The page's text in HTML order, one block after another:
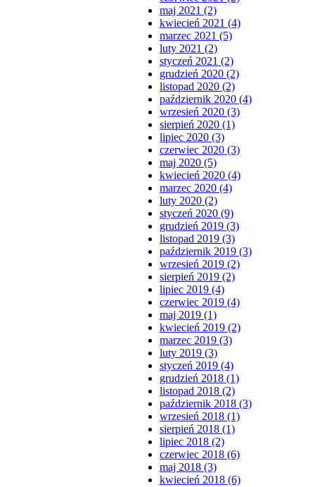
maj 2021 (2)
kwiecień 2021 (4)
marzec 2021 (5)
luty 2021 (2)
styczeń 2021 (2)
grudzień 2020 (2)
listopad 2020 (2)
październik 2020 (4)
wrzesień 2020 (3)
sierpień 2020 (1)
lipiec 2020 (3)
czerwiec 2020 (3)
maj 2020 (5)
kwiecień 2020 (4)
marzec 2020 (4)
luty 2020 (2)
styczeń 2020 (9)
grudzień 2019 (3)
listopad 2019 (3)
październik 2019 (3)
wrzesień 2019 (2)
sierpień 2019 (2)
lipiec 2019 (4)
czerwiec 2019 (4)
maj 2019 (1)
kwiecień 2019 (2)
marzec 2019 (3)
luty 2019 (3)
styczeń 2019 (4)
grudzień 2018 (1)
listopad 2018 (2)
październik 2018 (3)
wrzesień 2018 (1)
sierpień 2018 (1)
lipiec 2018 (2)
czerwiec 2018 (6)
maj 2018 (3)
kwiecień 2018 (6)